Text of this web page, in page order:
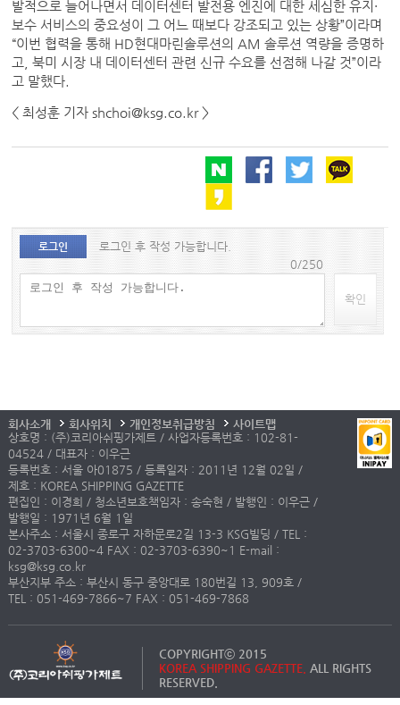
발적으로 늘어나면서 데이터센터 발전용 엔진에 대한 세심한 유지·
보수 서비스의 중요성이 그 어느 때보다 강조되고 있는 상황”이라며
“이번 협력을 통해 HD현대마린솔루션의 AM 솔루션 역량을 증명하
고, 북미 시장 내 데이터센터 관련 신규 수요를 선점해 나갈 것”이라
고 말했다.
< 최성훈 기자 shchoi@ksg.co.kr >
로그인
로그인 후 작성 가능합니다.
0/250
확인
회사소개 회사위치 개인정보취급방침
사이트맵
상호명 : (주)코리아쉬핑가제트 / 사업자등록번호 : 102-81-
04524 / 대표자 : 이우근
등록번호 : 서울 아01875 / 등록일자 : 2011년 12월 02일 /
제호 : KOREA SHIPPING GAZETTE
편집인 : 이경희 / 청소년보호책임자 : 송숙현 / 발행인 : 이우근 /
발행일 : 1971년 6월 1일
본사주소 : 서울시 종로구 자하문로2길 13-3 KSG빌딩 / TEL :
02-3703-6300~4 FAX : 02-3703-6390~1 E-mail :
ksg@ksg.co.kr
부산지부 주소 : 부산시 동구 중앙대로 180번길 13, 909호 /
TEL : 051-469-7866~7 FAX : 051-469-7868
COPYRIGHTⓒ 2015
KOREA SHIPPING GAZETTE. ALL RIGHTS
RESERVED.